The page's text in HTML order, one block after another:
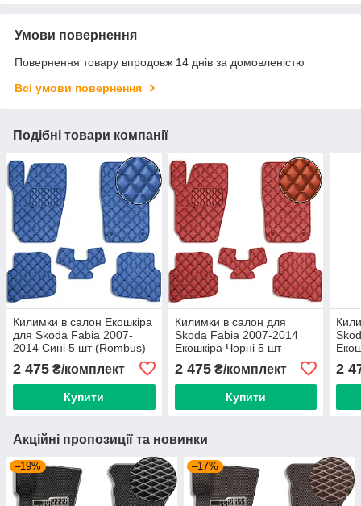
Умови повернення
Повернення товару впродовж 14 днів за домовленістю
Всі умови повернення
Подібні товари компанії
Килимки в салон Екошкіра
для Skoda Fabia 2007-
2014 Сині 5 шт (Rombus)
2 475 ₴/комплект
Купити
Килимки в салон для
Skoda Fabia 2007-2014
Екошкіра Чорні 5 шт
2 475₴/комплект
Купити
2
Акційні пропозиції та новинки
–19% –17%